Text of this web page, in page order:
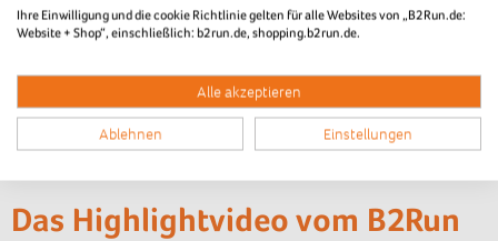
B2Run Hannover 2023
Der Zieleinlauf
Das Highlightvideo vom B2Run
Ihre Einwilligung und die cookie Richtlinie gelten für alle Websites von „B2Run.de:
Website + Shop“, einschließlich: b2run.de, shopping.b2run.de.
Alle akzeptieren
Ablehnen Einstellungen